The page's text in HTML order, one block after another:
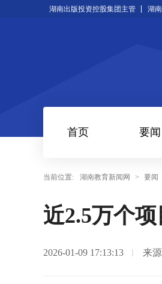
湖南出版投资控股集团主管 湖
首页 要闻
当前位置: 湖南教育新闻网 > 要闻
近2.5万个
2026-01-09 17:13:13 来